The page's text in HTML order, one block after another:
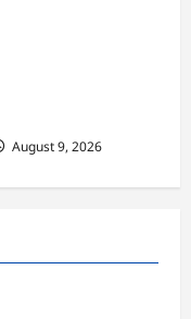
August 9, 2026